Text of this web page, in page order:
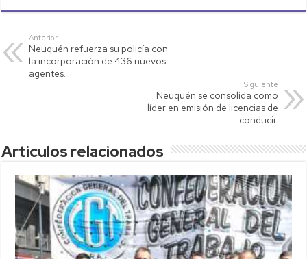
at
s
A
p
tt p
Li
ail m
ar
Anterior
Neuquén refuerza su policía con
la incorporación de 436 nuevos
agentes.
Siguiente
Neuquén se consolida como
líder en emisión de licencias de
conducir.
Articulos relacionados